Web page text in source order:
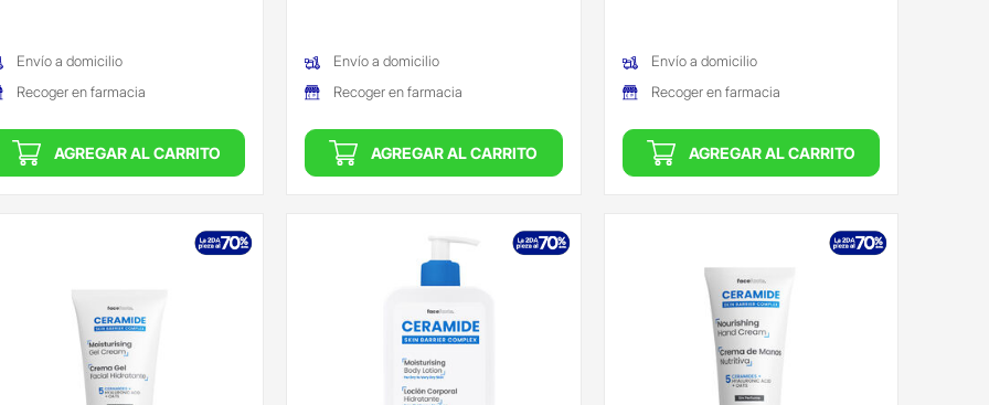
Envío a domicilio
Recoger en farmacia
AGREGAR AL CARRITO
Envío a domicilio
Recoger en farmacia
AGREGAR AL CARRITO
Envío a domicilio
Recoger en farmacia
AGREGAR AL CARRITO